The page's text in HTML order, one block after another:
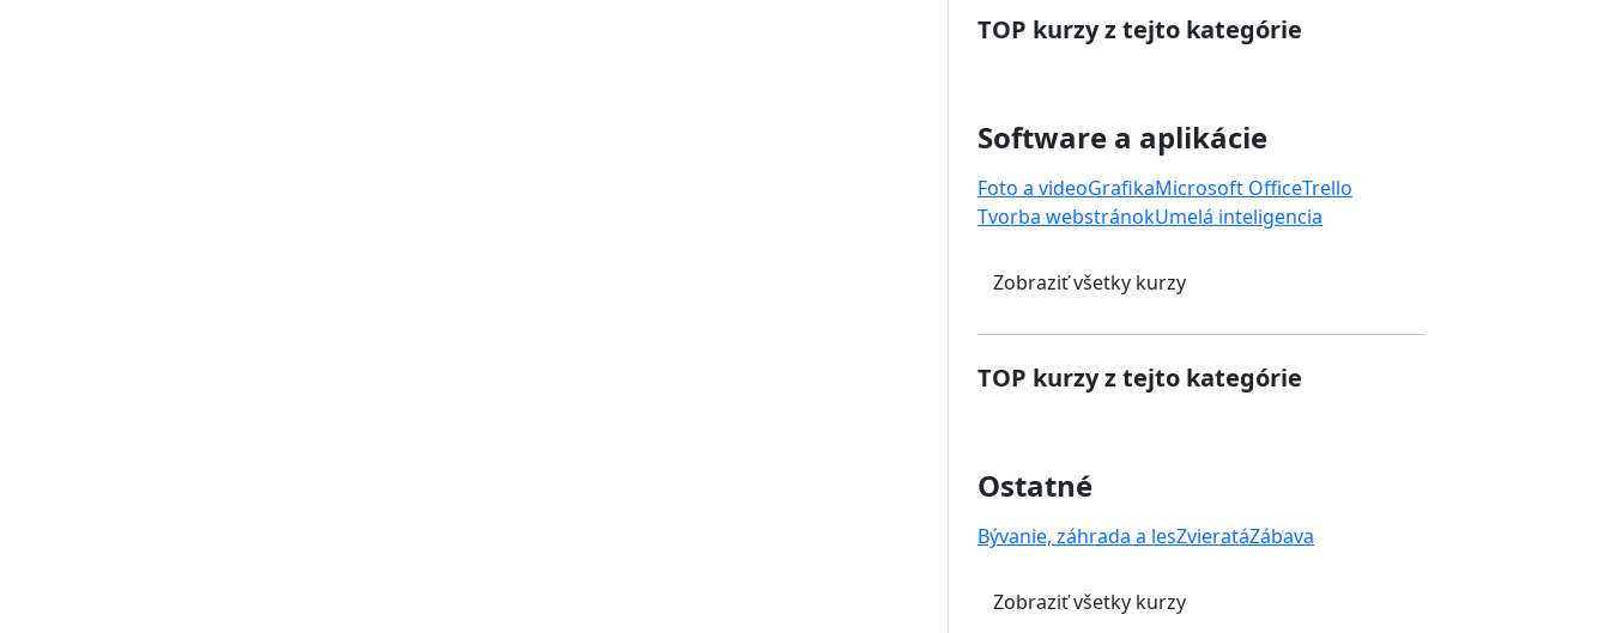
TOP kurzy z tejto kategórie
Software a aplikácie
Foto a videoGrafikaMicrosoft OfficeTrello
Tvorba webstránokUmelá inteligencia
Zobraziť všetky kurzy
TOP kurzy z tejto kategórie
Ostatné
Bývanie, záhrada a lesZvieratáZábava
Zobraziť všetky kurzy